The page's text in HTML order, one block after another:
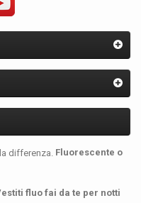
Fluorescente o
fluo fai da te per notti